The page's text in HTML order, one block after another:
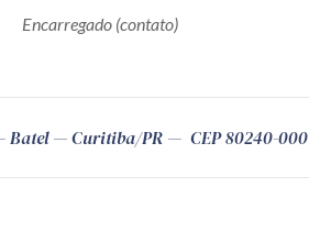
Encarregado (contato)
Batel Curitiba/PR CEP80240-000